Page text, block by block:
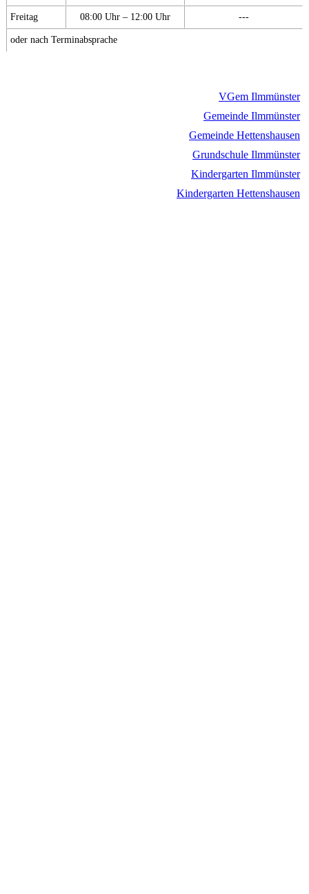
Freitag 08:00 Uhr – 12:00 Uhr ---
oder nach Terminabsprache
VGem Ilmmünster
Gemeinde Ilmmünster
Gemeinde Hettenshausen
Grundschule Ilmmünster
Kindergarten Ilmmünster
Kindergarten Hettenshausen